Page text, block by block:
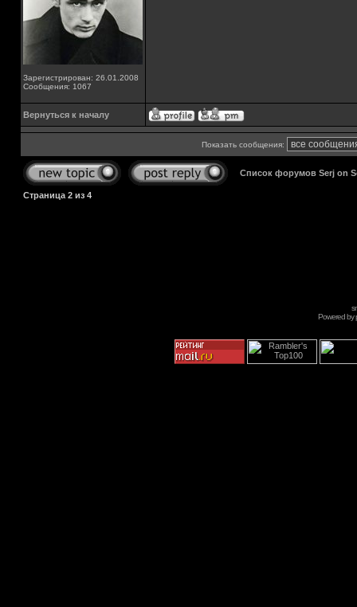
Зарегистрирован: 26.01.2008
Сообщения: 1067
Вернуться к началу
Показать сообщения:
Список форумов Serj on
Страница 2 из 4
Powered by